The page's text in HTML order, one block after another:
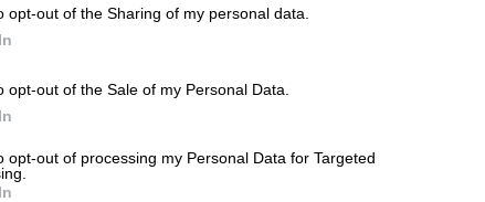
opt-out of the Sharing of my personal data.
opt-out of the Sale of my Personal Data.
opt-out of processing my Personal Data for Targeted